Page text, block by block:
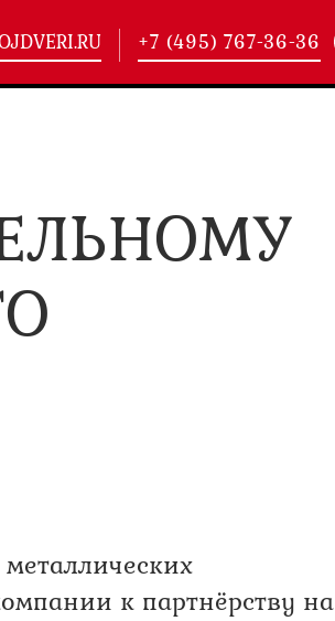
двери(101)
двери (146)
+7 (495) 767-36-36
к партнёрству на